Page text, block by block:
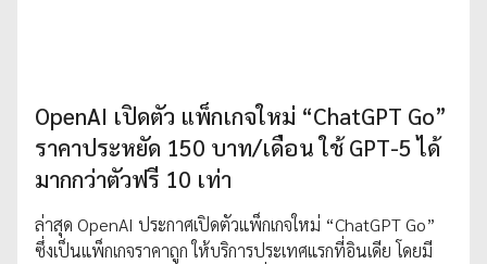
OpenAI เปิดตัว แพ็กเกจใหม่ “ChatGPT Go”
ราคาประหยัด 150 บาท/เดือน ใช้ GPT-5 ได้
มากกว่าตัวฟรี 10 เท่า
ล่าสุด OpenAI ประกาศเปิดตัวแพ็กเกจใหม่ “ChatGPT Go”
ซึ่งเป็นแพ็กเกจราคาถูก ให้บริการประเทศแรกที่อินเดีย โดยมี